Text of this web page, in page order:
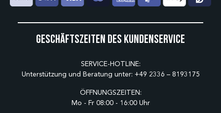
Geschäftszeiten des Kundenservice
SERVICE-HOTLINE:
Unterstützung und Beratung unter: +49 2336 – 8193175
ÖFFNUNGSZEITEN:
Mo - Fr 08:00 - 16:00 Uhr